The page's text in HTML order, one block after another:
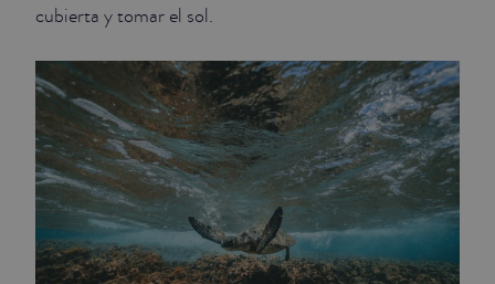
cubierta y tomar el sol.